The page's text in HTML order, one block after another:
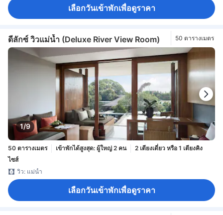
เลือกวันเข้าพักเพื่อดูราคา
ดีลักซ์ วิวแม่น้ำ (Deluxe River View Room) 50 ตารางเมตร
1/9
50 ตารางเมตร เข้าพักได้สูงสุด: ผู้ใหญ่ 2 คน
2 เตียงเดี่ยว หรือ 1 เตียงคิง
ไซส์
วิว: แม่น้ำ
เลือกวันเข้าพักเพื่อดูราคา